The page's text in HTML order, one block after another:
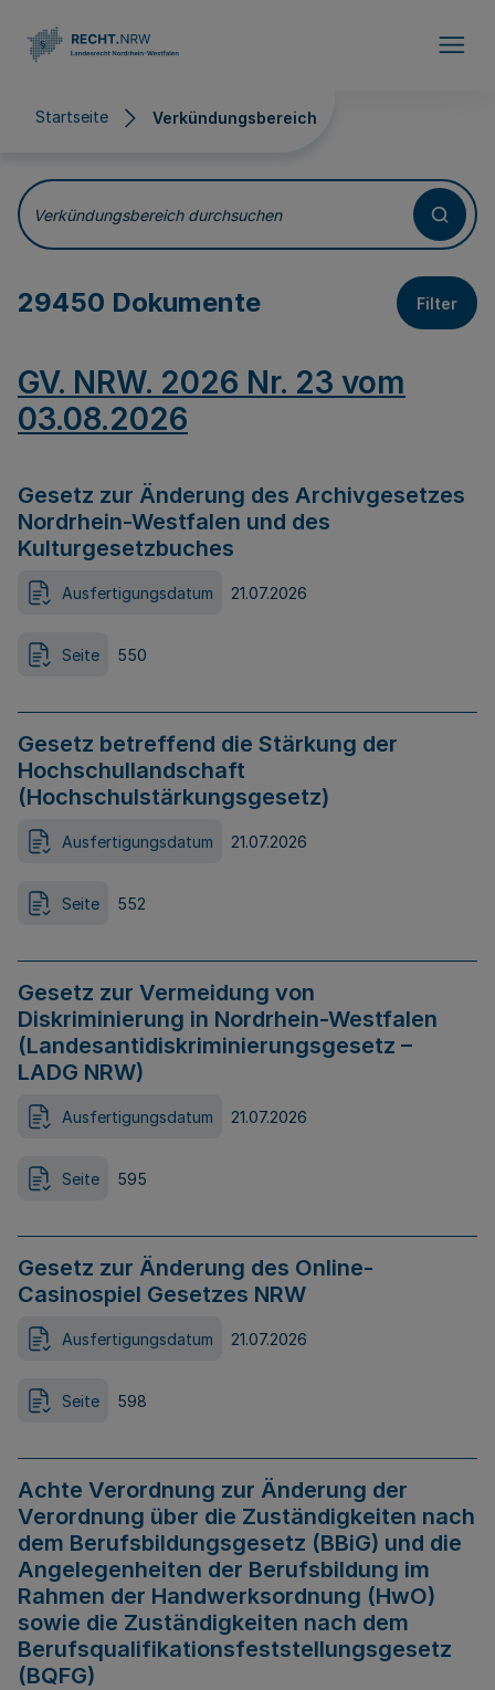
Startseite Verkündungsbereich
Verkündungsbereich
Verkündungsbereich durchsuchen
29450 Dokumente Filter
GV. NRW. 2026 Nr. 23 vom
03.08.2026
Gesetz zur Änderung des Archivgesetzes
Nordrhein-Westfalen und des
Kulturgesetzbuches
Ausfertigungsdatum 21.07.2026
Seite 550
Gesetz betreffend die Stärkung der
Hochschullandschaft
(Hochschulstärkungsgesetz)
Ausfertigungsdatum 21.07.2026
Seite 552
Gesetz zur Vermeidung von
Diskriminierung in Nordrhein-Westfalen
(Landesantidiskriminierungsgesetz –
LADG NRW)
Ausfertigungsdatum 21.07.2026
Seite 595
Gesetz zur Änderung des Online-
Casinospiel Gesetzes NRW
Ausfertigungsdatum 21.07.2026
Seite 598
Achte Verordnung zur Änderung der
Verordnung über die Zuständigkeiten nach
dem Berufsbildungsgesetz (BBiG) und die
Angelegenheiten der Berufsbildung im
Rahmen der Handwerksordnung (HwO)
sowie die Zuständigkeiten nach dem
Berufsqualifikationsfeststellungsgesetz
(BQFG)